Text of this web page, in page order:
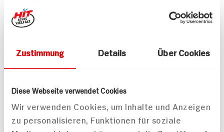
Zustimmung Details Über Cookies
Diese Webseite verwendet Cookies
Wir verwenden Cookies, um Inhalte und Anzeigen
zu personalisieren, Funktionen für soziale
Echt Hällisches
Kalbsgulasch
TAGES-
PREIS
Alnatura Gemüse
Aufstrich Hokkaido
Cashew
1.69